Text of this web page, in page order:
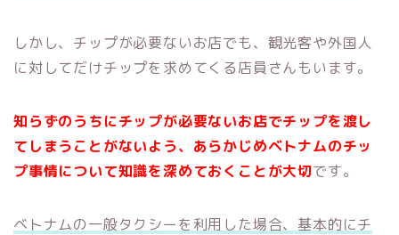
しかし、チップが必要ないお店でも、観光客や外国人
に対してだけチップを求めてくる店員さんもいます。
知らずのうちにチップが必要ないお店でチップを渡し
てしまうことがないよう、あらかじめベトナムのチッ
プ事情について知識を深めておくことが大切です。
ベトナムの一般タクシーを利用した場合、基本的にチ